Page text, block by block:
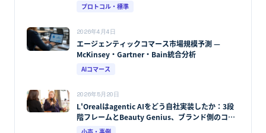
プロトコル・標準
2026年4月4日
エージェンティックコマース市場規模予測 —
McKinsey・Gartner・Bain統合分析
AIコマース
2026年5月20日
L'Orealはagentic AIをどう自社実装したか：3段
階フレームとBeauty Genius、ブランド側のコマ
ース基盤再設計